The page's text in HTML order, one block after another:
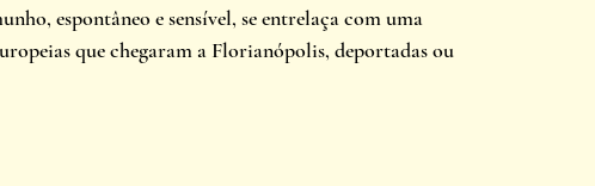
espontâneo e sensível, se entrelaça com uma
que chegaram a Florianópolis, deportadas ou